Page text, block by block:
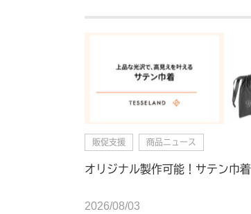
販促支援 商品ニュース
オリジナル製作可能！サテン巾着
2026/08/03